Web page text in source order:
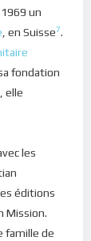
un
, en Suisse7.
fondation
, elle
les
éditions
Mission.
famille de